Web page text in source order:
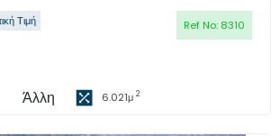
Ref No: 8310
Τιμή
Άλλη 6.021μ 2